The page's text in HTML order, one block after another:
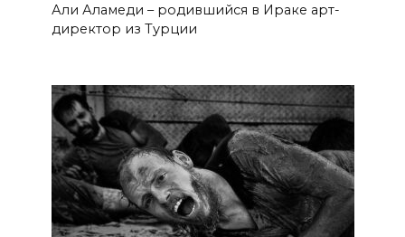
Али Аламеди – родившийся в Ираке арт-
директор из Турции